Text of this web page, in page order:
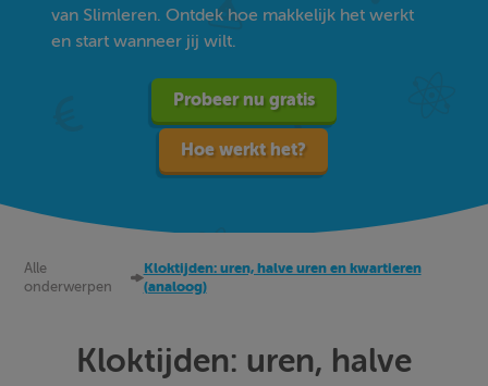
van Slimleren. Ontdek hoe makkelijk het werkt
en start wanneer jij wilt.
Probeer nu gratis
Hoe werkt het?
Alle
onderwerpen
Kloktijden: uren, halve uren en kwartieren
(analoog)
Kloktijden: uren, halve